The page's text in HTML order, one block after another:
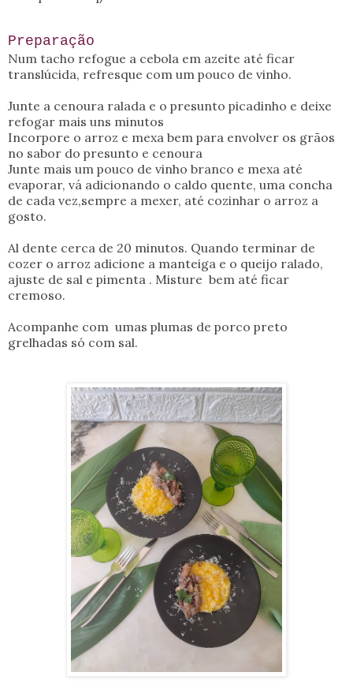
Preparação
Num tacho refogue a cebola em azeite até ficar
translúcida, refresque com um pouco de vinho.
Junte a cenoura ralada e o presunto picadinho e deixe
refogar mais uns minutos
Incorpore o arroz e mexa bem para envolver os grãos
no sabor do presunto e cenoura
Junte mais um pouco de vinho branco e mexa até
evaporar, vá adicionando o caldo quente, uma concha
de cada vez,sempre a mexer, até cozinhar o arroz a
gosto.
Al dente cerca de 20 minutos. Quando terminar de
cozer o arroz adicione a manteiga e o queijo ralado,
ajuste de sal e pimenta . Misture bem até ficar
cremoso.
Acompanhe com umas plumas de porco preto
grelhadas só com sal.